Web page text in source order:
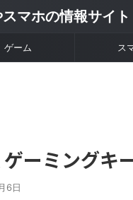
マホの情報サイト
ゲーム ス
ーミングキ
6日